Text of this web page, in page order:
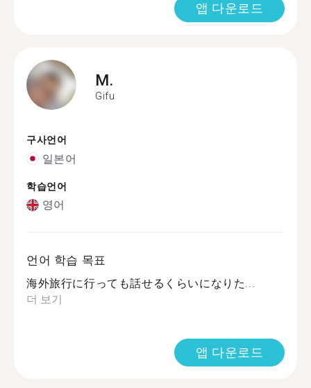
앱 다운로드
M.
Gifu
구사언어
일본어
학습언어
영어
언어 학습 목표
海外旅行に行っても話せるくらいになりた...
더 보기
앱 다운로드